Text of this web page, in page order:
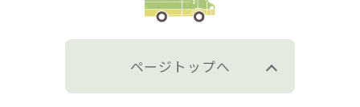
ページトップへ